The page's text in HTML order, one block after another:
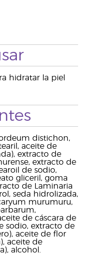
hidratar la piel
distichon,
aceite de
extracto de
extracto de
de sodio,
gliceril, goma
de Laminaria
seda hidrolizada,
murumuru,
de cáscara de
sodio, extracto de
aceite de flor
aceite de
alcohol.